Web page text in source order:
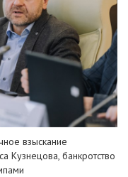
взыскание
Кузнецова, банкротство